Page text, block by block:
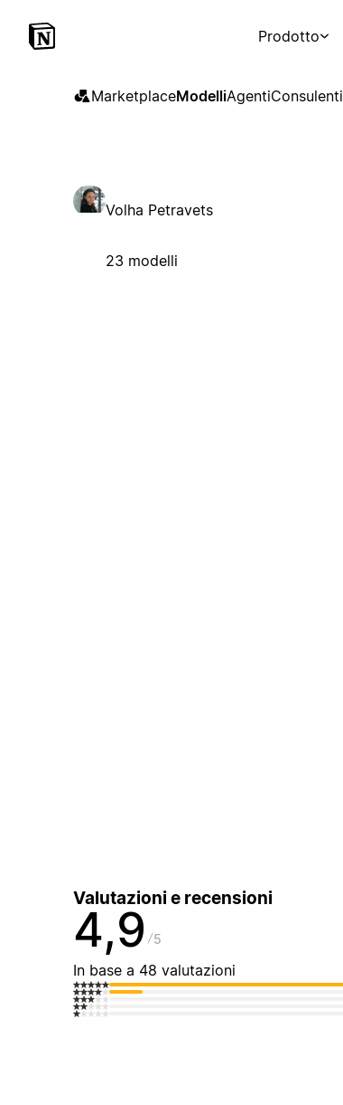
Prodotto
MarketplaceModelliAgentiConsulenti
Volha Petravets
23 modelli
Valutazioni e recensioni
4,9 5
In base a 48 valutazioni